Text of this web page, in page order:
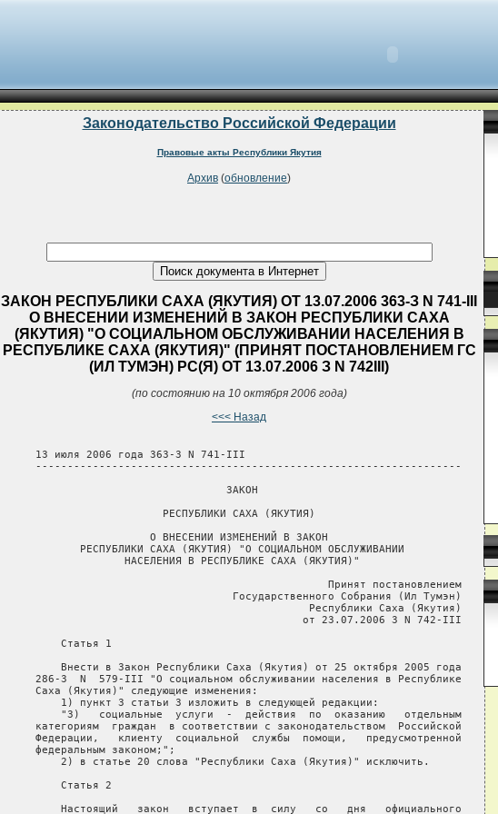
Законодательство Российской Федерации
Правовые акты Республики Якутия
Архив (обновление)
ЗАКОН РЕСПУБЛИКИ САХА (ЯКУТИЯ) ОТ 13.07.2006 363-З N 741-III
О ВНЕСЕНИИ ИЗМЕНЕНИЙ В ЗАКОН РЕСПУБЛИКИ САХА
(ЯКУТИЯ) "О СОЦИАЛЬНОМ ОБСЛУЖИВАНИИ НАСЕЛЕНИЯ В
РЕСПУБЛИКЕ САХА (ЯКУТИЯ)" (ПРИНЯТ ПОСТАНОВЛЕНИЕМ ГС
(ИЛ ТУМЭН) РС(Я) ОТ 13.07.2006 З N 742III)
(по состоянию на 10 октября 2006 года)
<<< Назад
   13 июля 2006 года 363-З N 741-III
   -------------------------------------------------------------------
                                 ЗАКОН
                       РЕСПУБЛИКИ САХА (ЯКУТИЯ)
                     О ВНЕСЕНИИ ИЗМЕНЕНИЙ В ЗАКОН
          РЕСПУБЛИКИ САХА (ЯКУТИЯ) "О СОЦИАЛЬНОМ ОБСЛУЖИВАНИИ
                 НАСЕЛЕНИЯ В РЕСПУБЛИКЕ САХА (ЯКУТИЯ)"
                                                 Принят постановлением
                                  Государственного Собрания (Ил Тумэн)
                                              Республики Саха (Якутия)
                                             от 23.07.2006 З N 742-III
       Статья 1
       Внести в Закон Республики Саха (Якутия) от 25 октября 2005 года
   286-З  N  579-III "О социальном обслуживании населения в Республике
   Саха (Якутия)" следующие изменения:
       1) пункт 3 статьи 3 изложить в следующей редакции:
       "3)   социальные  услуги  -  действия  по  оказанию   отдельным
   категориям  граждан  в соответствии с законодательством  Российской
   Федерации,   клиенту  социальной  службы  помощи,   предусмотренной
   федеральным законом;";
       2) в статье 20 слова "Республики Саха (Якутия)" исключить.
       Статья 2
       Настоящий   закон   вступает  в  силу   со   дня   официального